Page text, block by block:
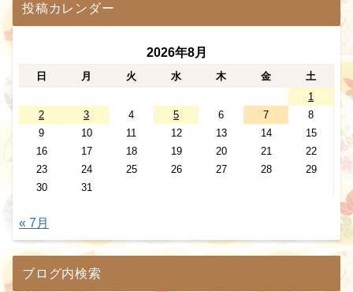
投稿カレンダー
2026年8月
日 月 火 水 木 金
土
1
2
3 4 5 6 7
8
9
10 11 12 13 14
15
16
17 18 19 20 21
22
23
24 25 26 27 28
29
30
31
« 7月
ブログ内検索